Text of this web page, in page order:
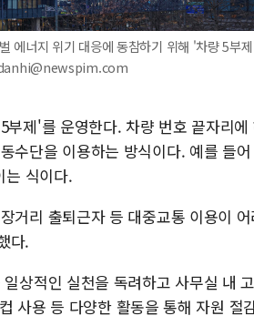
에너지 위기 대응에 동참하기 위해 '차량 5부
제'를 운영한다. 차량 번호 끝자리에
수단을 이용하는 방식이다. 예를 들
는 식이다.
거리 출퇴근자 등 대중교통 이용이
다.
상적인 실천을 독려하고 사무실 내
사용 등 다양한 활동을 통해 자원 절